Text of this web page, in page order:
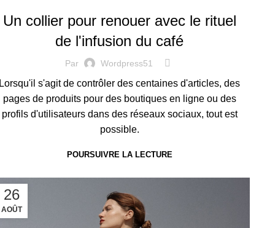
Un collier pour renouer avec le rituel
de l'infusion du café
Par Wordpress51
Lorsqu'il s'agit de contrôler des centaines d'articles, des
pages de produits pour des boutiques en ligne ou des
profils d'utilisateurs dans des réseaux sociaux, tout est
possible.
POURSUIVRE LA LECTURE
26
AOÛT